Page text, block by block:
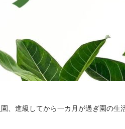
、進級してから一カ月が過ぎ園の生